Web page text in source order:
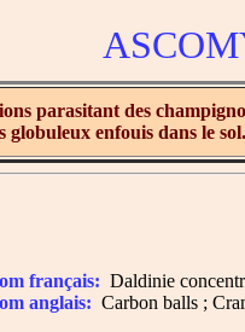
parasitant des
enfouis dans le sol.
français: Daldinie
anglais: Carbon balls ;